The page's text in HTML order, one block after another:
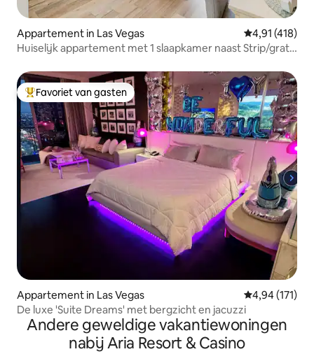
Appartement in Las Vegas Gemiddelde
4,91 (418)
Huiselijk appartement met 1 slaapkamer naast Strip/gratis
Topfavoriet van gasten
Favoriet van gasten
Appartement in Las Vegas Gemiddelde
4,94 (171)
De luxe 'Suite Dreams' met bergzicht en jacuzzi
Andere geweldige vakantiewoningen
nabij Aria Resort & Casino